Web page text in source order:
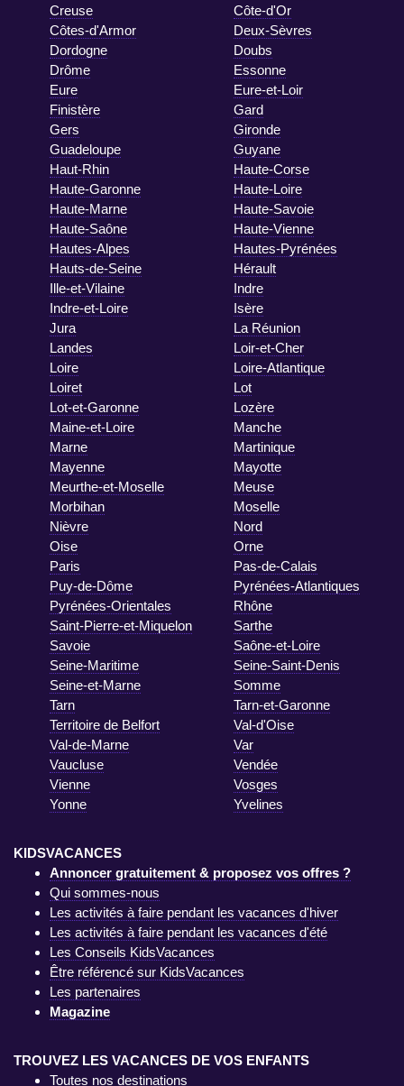
Creuse
Côte-d'Or
Côtes-d'Armor
Deux-Sèvres
Dordogne
Doubs
Drôme
Essonne
Eure
Eure-et-Loir
Finistère
Gard
Gers
Gironde
Guadeloupe
Guyane
Haut-Rhin
Haute-Corse
Haute-Garonne
Haute-Loire
Haute-Marne
Haute-Savoie
Haute-Saône
Haute-Vienne
Hautes-Alpes
Hautes-Pyrénées
Hauts-de-Seine
Hérault
Ille-et-Vilaine
Indre
Indre-et-Loire
Isère
Jura
La Réunion
Landes
Loir-et-Cher
Loire
Loire-Atlantique
Loiret
Lot
Lot-et-Garonne
Lozère
Maine-et-Loire
Manche
Marne
Martinique
Mayenne
Mayotte
Meurthe-et-Moselle
Meuse
Morbihan
Moselle
Nièvre
Nord
Oise
Orne
Paris
Pas-de-Calais
Puy-de-Dôme
Pyrénées-Atlantiques
Pyrénées-Orientales
Rhône
Saint-Pierre-et-Miquelon
Sarthe
Savoie
Saône-et-Loire
Seine-Maritime
Seine-Saint-Denis
Seine-et-Marne
Somme
Tarn
Tarn-et-Garonne
Territoire de Belfort
Val-d'Oise
Val-de-Marne
Var
Vaucluse
Vendée
Vienne
Vosges
Yonne
Yvelines
KIDSVACANCES
Annoncer gratuitement & proposez vos offres ?
Qui sommes-nous
Les activités à faire pendant les vacances d'hiver
Les activités à faire pendant les vacances d'été
Les Conseils KidsVacances
Être référencé sur KidsVacances
Les partenaires
Magazine
TROUVEZ LES VACANCES DE VOS ENFANTS
Toutes nos destinations